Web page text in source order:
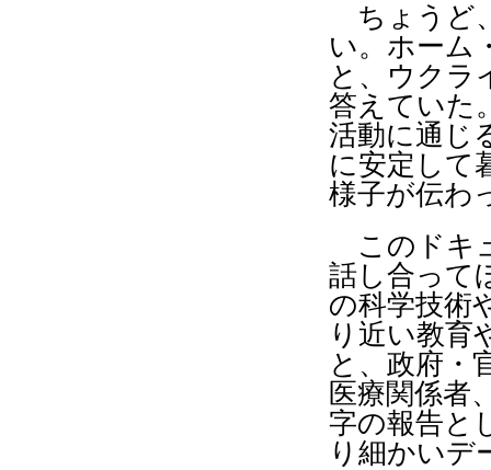
ちょうど
い。ホーム
と、ウクラ
答えていた
活動に通じ
に安定して
様子が伝わ
このドキ
話し合って
の科学技術
り近い教育
と、政府・
医療関係者
字の報告と
り細かいデ